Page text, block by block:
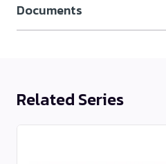
Documents
Related Series